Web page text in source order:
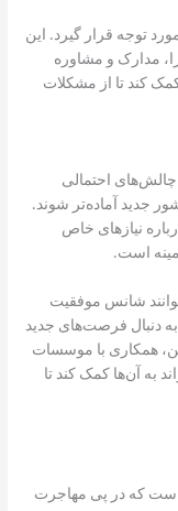
توجه قرار گیرد. این
مدارک و مشاوره
کند تا از مشکلات
احتمالی
جدید آماده‌تر شوند.
نیازهای خاص
است.
شانس موفقیت
به دنبال فرصت‌های جدید
همکاری با موسسات
به آن‌ها کمک کند تا
است که در پی مهاجرت